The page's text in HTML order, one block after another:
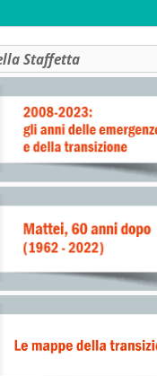
Staffetta